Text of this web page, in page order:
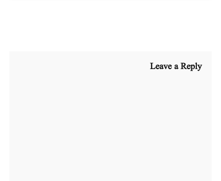
Leave a Reply